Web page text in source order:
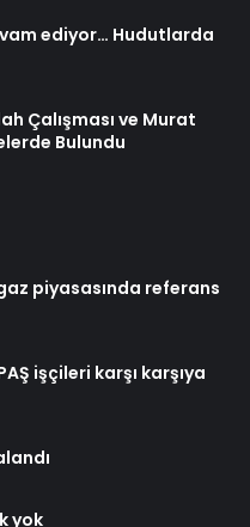
ediyor… Hudutlarda
Çalışması ve Murat
Bulundu
piyasasında referans
işçileri karşı karşıya
yok